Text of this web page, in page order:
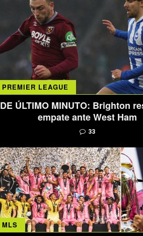
PREMIER LEAGUE
DE ÚLTIMO MINUTO: Brighton
empate ante West Ham
33
MLS